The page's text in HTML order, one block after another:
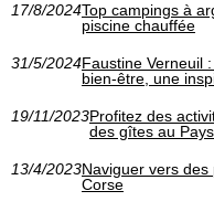
17/8/2024Top campings à
piscine chauffée
31/5/2024Faustine Verneuil
bien-être, une
19/11/2023Profitez des
des gîtes au
13/4/2023Naviguer vers
Corse